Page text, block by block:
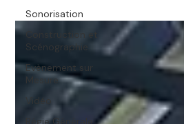
Sonorisation
Scénographie
Evènement sur
Mesure
Vidéo
Régie Générale